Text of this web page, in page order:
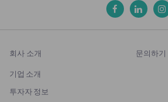
회사 소개
기업 소개
투자자 정보
문의하기